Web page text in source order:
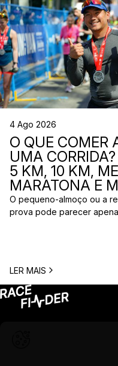
4 Ago 2026
O QUE COMER
UMA
5 KM, 10 KM,
MARATONA E
O pequeno-almoço ou a
prova pode parecer
corredores: o que comer
A […]
LER MAIS